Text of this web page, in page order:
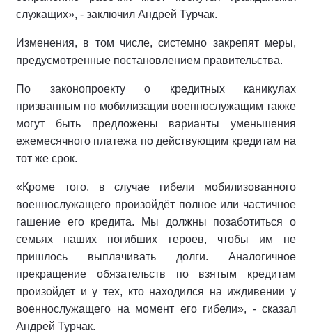
служащих», - заключил Андрей Турчак.
Изменения, в том числе, системно закрепят меры,
предусмотренные постановлением правительства.
По законопроекту о кредитных каникулах
призванным по мобилизации военнослужащим также
могут быть предложены варианты уменьшения
ежемесячного платежа по действующим кредитам на
тот же срок.
«Кроме того, в случае гибели мобилизованного
военнослужащего произойдёт полное или частичное
гашение его кредита. Мы должны позаботиться о
семьях наших погибших героев, чтобы им не
пришлось выплачивать долги. Аналогичное
прекращение обязательств по взятым кредитам
произойдет и у тех, кто находился на иждивении у
военнослужащего на момент его гибели», - сказал
Андрей Турчак.